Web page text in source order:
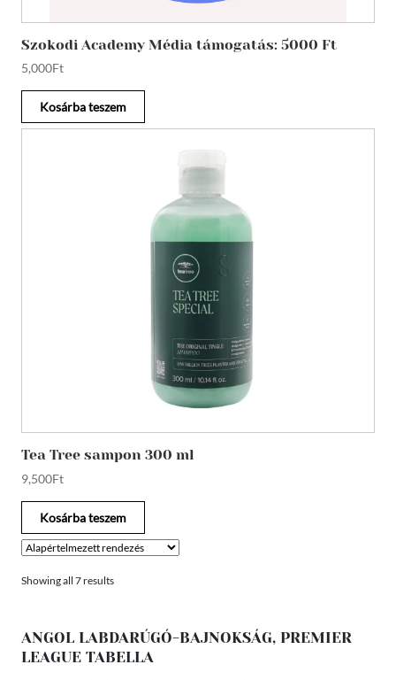
Szokodi Academy Média támogatás: 5000 Ft
5,000Ft
Kosárba teszem
Tea Tree sampon 300 ml
9,500Ft
Kosárba teszem
Showing all 7 results
ANGOL LABDARÚGÓ-BAJNOKSÁG, PREMIER
LEAGUE TABELLA